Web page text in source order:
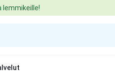
lemmikeille!